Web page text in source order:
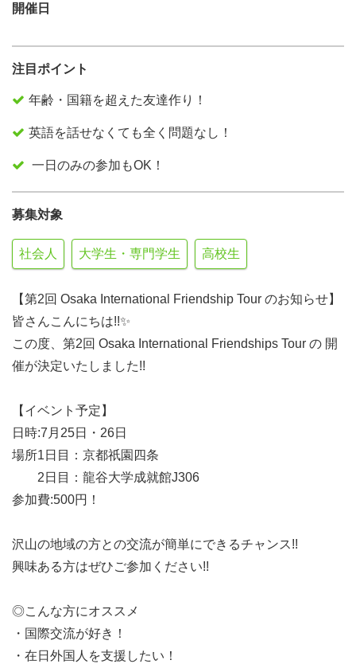
開催日
注目ポイント
年齢・国籍を超えた友達作り！
英語を話せなくても全く問題なし！
一日のみの参加もOK！
募集対象
社会人 大学生・専門学生 高校生
【第2回 Osaka International Friendship Tour のお知らせ】
皆さんこんにちは!!✨
この度、第2回 Osaka International Friendships Tour の 開
催が決定いたしました!!
【イベント予定】
日時:7月25日・26日
場所1日目：京都祇園四条
2日目：龍谷大学成就館J306
参加費:500円！
沢山の地域の方との交流が簡単にできるチャンス!!
興味ある方はぜひご参加ください!!
◎こんな方にオススメ
・国際交流が好き！
・在日外国人を支援したい！